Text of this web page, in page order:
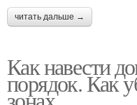
читать дальше →
Как навести
порядок. Как